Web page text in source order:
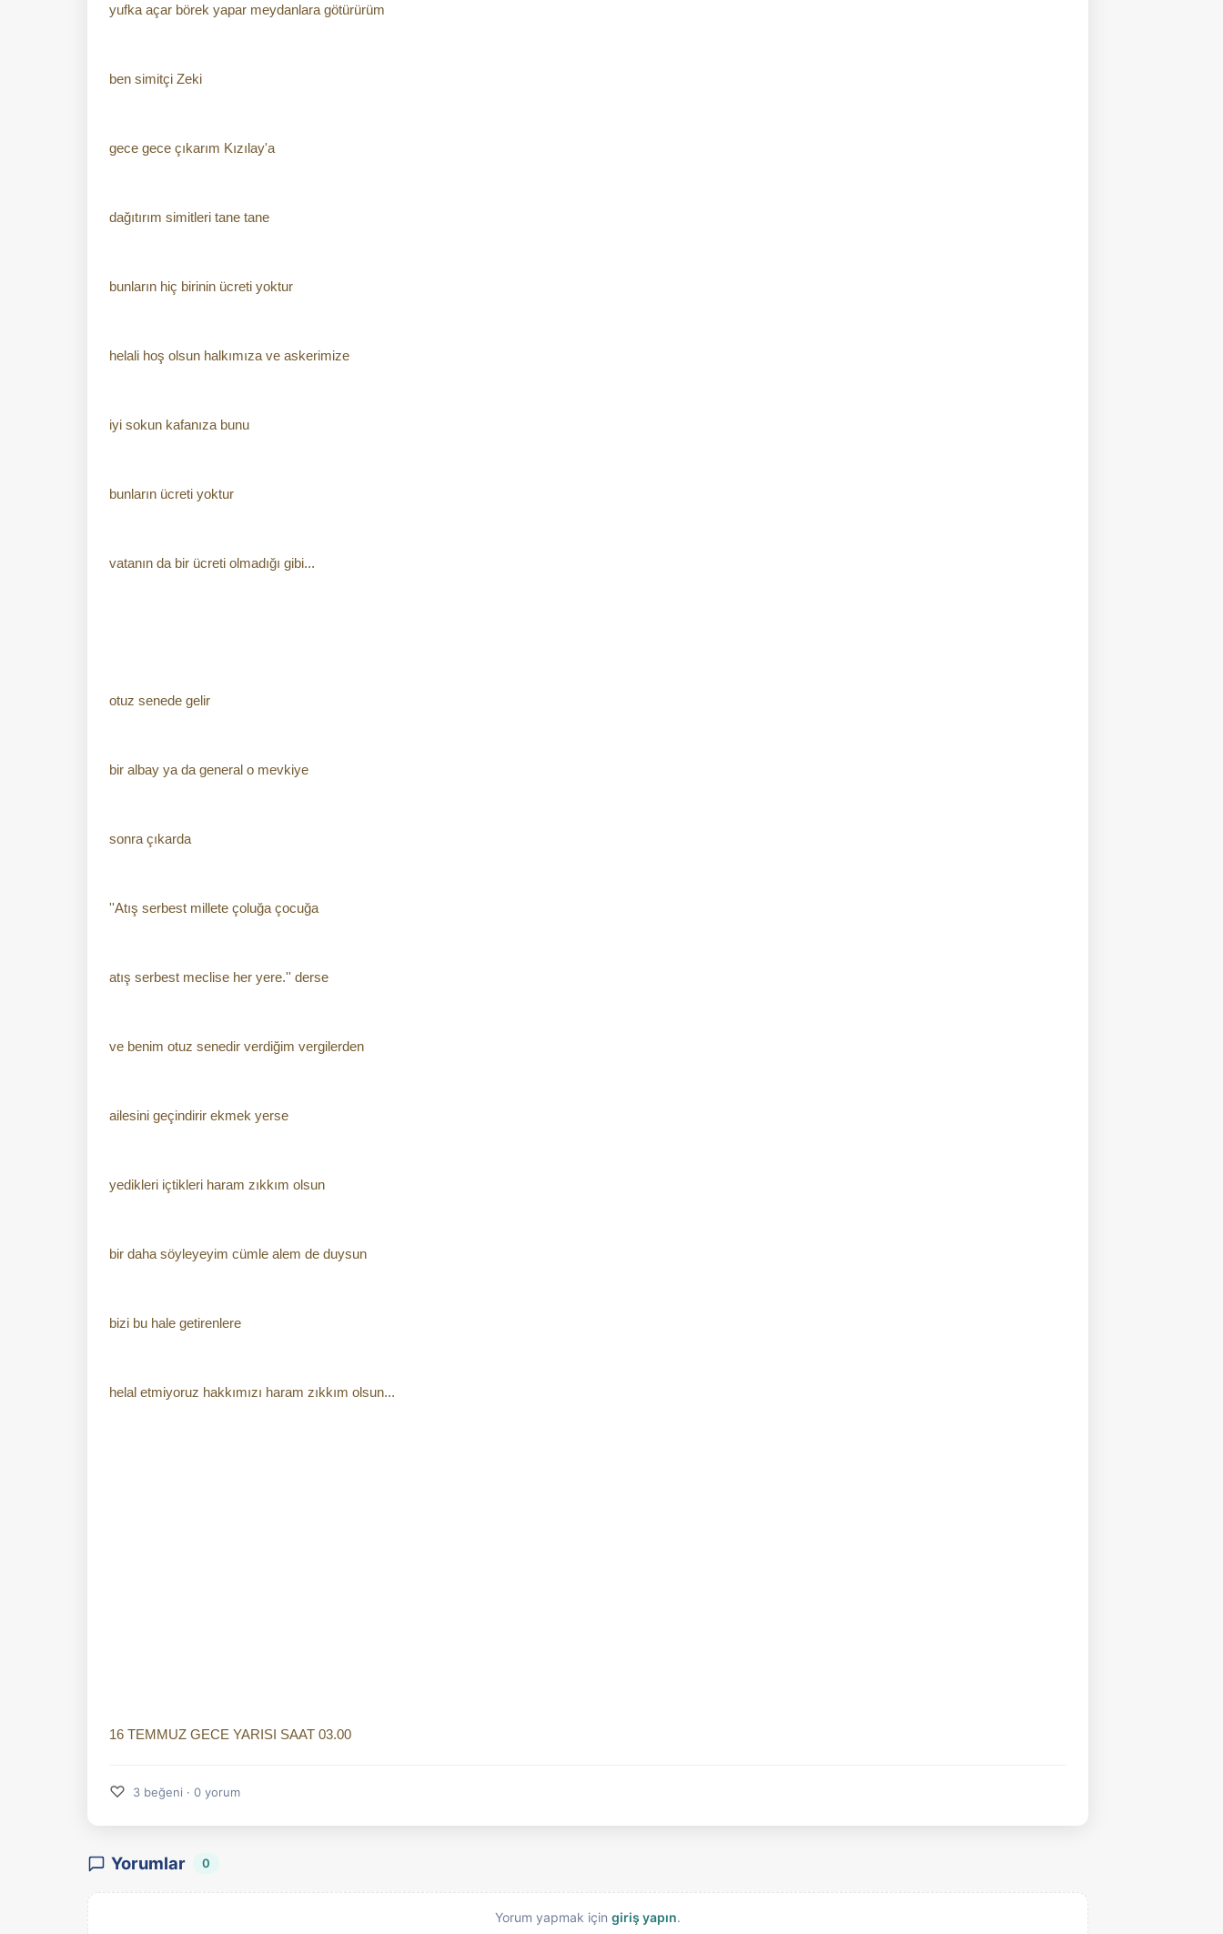
yufka açar börek yapar meydanlara götürürüm
ben simitçi Zeki
gece gece çıkarım Kızılay'a
dağıtırım simitleri tane tane
bunların hiç birinin ücreti yoktur
helali hoş olsun halkımıza ve askerimize
iyi sokun kafanıza bunu
bunların ücreti yoktur
vatanın da bir ücreti olmadığı gibi...
otuz senede gelir
bir albay ya da general o mevkiye
sonra çıkarda
''Atış serbest millete çoluğa çocuğa
atış serbest meclise her yere.'' derse
ve benim otuz senedir verdiğim vergilerden
ailesini geçindirir ekmek yerse
yedikleri içtikleri haram zıkkım olsun
bir daha söyleyeyim cümle alem de duysun
bizi bu hale getirenlere
helal etmiyoruz hakkımızı haram zıkkım olsun...
16 TEMMUZ GECE YARISI SAAT 03.00
♡ 3 beğeni · 0 yorum
Yorumlar 0
Yorum yapmak için giriş yapın.